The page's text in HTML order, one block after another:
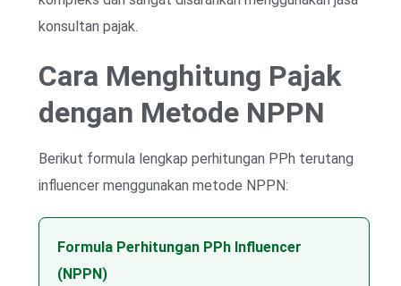
konsultan pajak.
Cara Menghitung Pajak
dengan Metode NPPN
Berikut formula lengkap perhitungan PPh terutang
influencer menggunakan metode NPPN:
Formula Perhitungan PPh Influencer
(NPPN)